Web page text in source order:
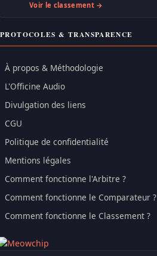
Voir le classement →
PROTOCOLES & TRANSPARENCE
À propos & Méthodologie
L'Officine Audio
Divulgation des liens
CGU
Politique de confidentialité
Mentions légales
Comment fonctionne l'Arbitre ?
Comment fonctionne le Comparateur ?
Comment fonctionne le Classement ?